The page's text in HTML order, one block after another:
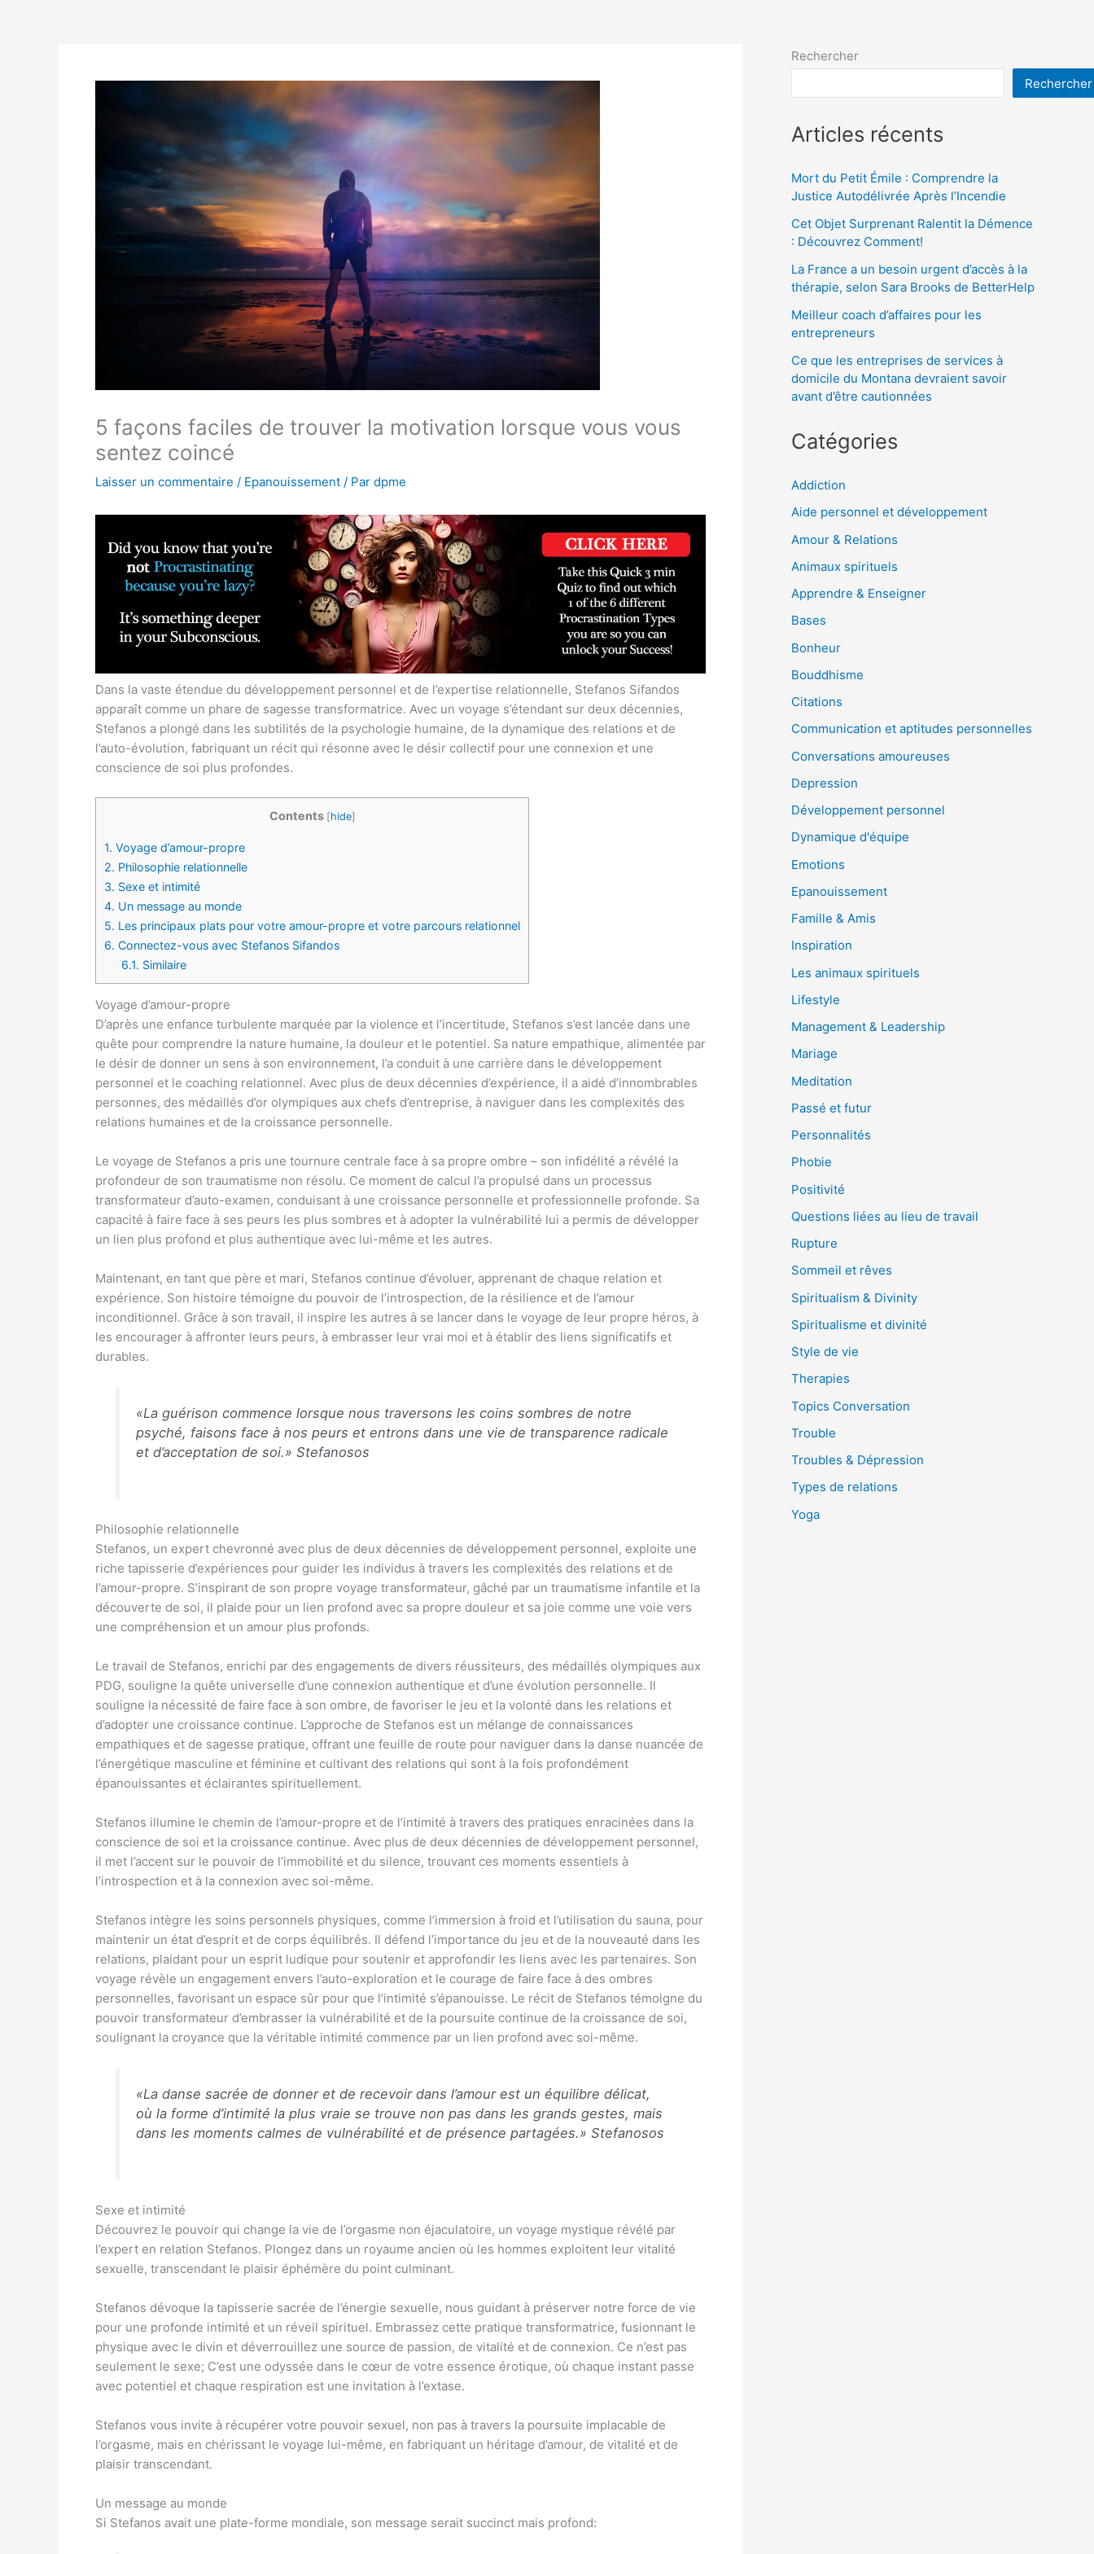
5 façons faciles de trouver la motivation lorsque vous vous
sentez coincé
Laisser un commentaire / Epanouissement / Par dpme
Dans la vaste étendue du développement personnel et de l’expertise relationnelle, Stefanos Sifandos
apparaît comme un phare de sagesse transformatrice. Avec un voyage s’étendant sur deux décennies,
Stefanos a plongé dans les subtilités de la psychologie humaine, de la dynamique des relations et de
l’auto-évolution, fabriquant un récit qui résonne avec le désir collectif pour une connexion et une
conscience de soi plus profondes.
Contents [hide]
1. Voyage d’amour-propre
2. Philosophie relationnelle
3. Sexe et intimité
4. Un message au monde
5. Les principaux plats pour votre amour-propre et votre parcours relationnel
6. Connectez-vous avec Stefanos Sifandos
6.1. Similaire
Voyage d’amour-propre
D’après une enfance turbulente marquée par la violence et l’incertitude, Stefanos s’est lancée dans une
quête pour comprendre la nature humaine, la douleur et le potentiel. Sa nature empathique, alimentée par
le désir de donner un sens à son environnement, l’a conduit à une carrière dans le développement
personnel et le coaching relationnel. Avec plus de deux décennies d’expérience, il a aidé d’innombrables
personnes, des médaillés d’or olympiques aux chefs d’entreprise, à naviguer dans les complexités des
relations humaines et de la croissance personnelle.
Le voyage de Stefanos a pris une tournure centrale face à sa propre ombre – son infidélité a révélé la
profondeur de son traumatisme non résolu. Ce moment de calcul l’a propulsé dans un processus
transformateur d’auto-examen, conduisant à une croissance personnelle et professionnelle profonde. Sa
capacité à faire face à ses peurs les plus sombres et à adopter la vulnérabilité lui a permis de développer
un lien plus profond et plus authentique avec lui-même et les autres.
Maintenant, en tant que père et mari, Stefanos continue d’évoluer, apprenant de chaque relation et
expérience. Son histoire témoigne du pouvoir de l’introspection, de la résilience et de l’amour
inconditionnel. Grâce à son travail, il inspire les autres à se lancer dans le voyage de leur propre héros, à
les encourager à affronter leurs peurs, à embrasser leur vrai moi et à établir des liens significatifs et
durables.
«La guérison commence lorsque nous traversons les coins sombres de notre
psyché, faisons face à nos peurs et entrons dans une vie de transparence radicale
et d’acceptation de soi.» Stefanosos
Philosophie relationnelle
Stefanos, un expert chevronné avec plus de deux décennies de développement personnel, exploite une
riche tapisserie d’expériences pour guider les individus à travers les complexités des relations et de
l’amour-propre. S’inspirant de son propre voyage transformateur, gâché par un traumatisme infantile et la
découverte de soi, il plaide pour un lien profond avec sa propre douleur et sa joie comme une voie vers
une compréhension et un amour plus profonds.
Le travail de Stefanos, enrichi par des engagements de divers réussiteurs, des médaillés olympiques aux
PDG, souligne la quête universelle d’une connexion authentique et d’une évolution personnelle. Il
souligne la nécessité de faire face à son ombre, de favoriser le jeu et la volonté dans les relations et
d’adopter une croissance continue. L’approche de Stefanos est un mélange de connaissances
empathiques et de sagesse pratique, offrant une feuille de route pour naviguer dans la danse nuancée de
l’énergétique masculine et féminine et cultivant des relations qui sont à la fois profondément
épanouissantes et éclairantes spirituellement.
Stefanos illumine le chemin de l’amour-propre et de l’intimité à travers des pratiques enracinées dans la
conscience de soi et la croissance continue. Avec plus de deux décennies de développement personnel,
il met l’accent sur le pouvoir de l’immobilité et du silence, trouvant ces moments essentiels à
l’introspection et à la connexion avec soi-même.
Stefanos intègre les soins personnels physiques, comme l’immersion à froid et l’utilisation du sauna, pour
maintenir un état d’esprit et de corps équilibrés. Il défend l’importance du jeu et de la nouveauté dans les
relations, plaidant pour un esprit ludique pour soutenir et approfondir les liens avec les partenaires. Son
voyage révèle un engagement envers l’auto-exploration et le courage de faire face à des ombres
personnelles, favorisant un espace sûr pour que l’intimité s’épanouisse. Le récit de Stefanos témoigne du
pouvoir transformateur d’embrasser la vulnérabilité et de la poursuite continue de la croissance de soi,
soulignant la croyance que la véritable intimité commence par un lien profond avec soi-même.
«La danse sacrée de donner et de recevoir dans l’amour est un équilibre délicat,
où la forme d’intimité la plus vraie se trouve non pas dans les grands gestes, mais
dans les moments calmes de vulnérabilité et de présence partagées.» Stefanosos
Sexe et intimité
Découvrez le pouvoir qui change la vie de l’orgasme non éjaculatoire, un voyage mystique révélé par
l’expert en relation Stefanos. Plongez dans un royaume ancien où les hommes exploitent leur vitalité
sexuelle, transcendant le plaisir éphémère du point culminant.
Stefanos dévoque la tapisserie sacrée de l’énergie sexuelle, nous guidant à préserver notre force de vie
pour une profonde intimité et un réveil spirituel. Embrassez cette pratique transformatrice, fusionnant le
physique avec le divin et déverrouillez une source de passion, de vitalité et de connexion. Ce n’est pas
seulement le sexe; C’est une odyssée dans le cœur de votre essence érotique, où chaque instant passe
avec potentiel et chaque respiration est une invitation à l’extase.
Stefanos vous invite à récupérer votre pouvoir sexuel, non pas à travers la poursuite implacable de
l’orgasme, mais en chérissant le voyage lui-même, en fabriquant un héritage d’amour, de vitalité et de
plaisir transcendant.
Un message au monde
Si Stefanos avait une plate-forme mondiale, son message serait succinct mais profond:
Rechercher
Rechercher
Articles récents
Mort du Petit Émile : Comprendre la
Justice Autodélivrée Après l’Incendie
Cet Objet Surprenant Ralentit la Démence
: Découvrez Comment!
La France a un besoin urgent d’accès à la
thérapie, selon Sara Brooks de BetterHelp
Meilleur coach d’affaires pour les
entrepreneurs
Ce que les entreprises de services à
domicile du Montana devraient savoir
avant d’être cautionnées
Catégories
Addiction
Aide personnel et développement
Amour & Relations
Animaux spirituels
Apprendre & Enseigner
Bases
Bonheur
Bouddhisme
Citations
Communication et aptitudes personnelles
Conversations amoureuses
Depression
Développement personnel
Dynamique d'équipe
Emotions
Epanouissement
Famille & Amis
Inspiration
Les animaux spirituels
Lifestyle
Management & Leadership
Mariage
Meditation
Passé et futur
Personnalités
Phobie
Positivité
Questions liées au lieu de travail
Rupture
Sommeil et rêves
Spiritualism & Divinity
Spiritualisme et divinité
Style de vie
Therapies
Topics Conversation
Trouble
Troubles & Dépression
Types de relations
Yoga